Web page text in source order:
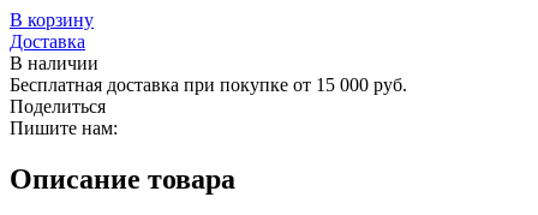
В корзину
Доставка
В наличии
Бесплатная доставка при покупке от 15 000 руб.
Поделиться
Пишите нам:
Описание товара